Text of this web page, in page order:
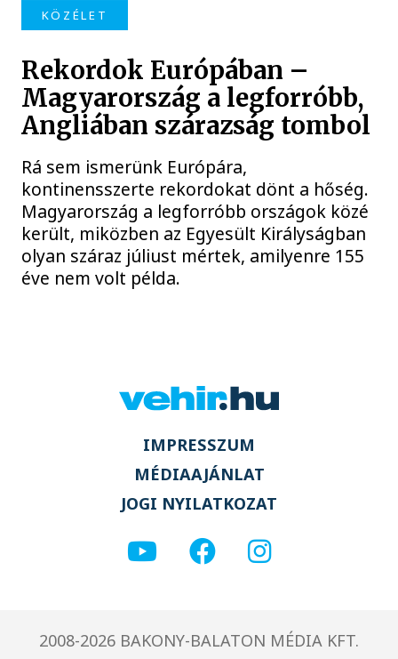
KÖZÉLET
Rekordok Európában –
Magyarország a legforróbb,
Angliában szárazság tombol
Rá sem ismerünk Európára,
kontinensszerte rekordokat dönt a hőség.
Magyarország a legforróbb országok közé
került, miközben az Egyesült Királyságban
olyan száraz júliust mértek, amilyenre 155
éve nem volt példa.
IMPRESSZUM
MÉDIAAJÁNLAT
JOGI NYILATKOZAT
2008-2026 BAKONY-BALATON MÉDIA KFT.